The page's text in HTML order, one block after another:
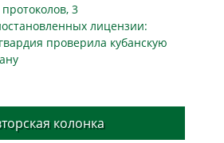
протоколов, 3
лицензии:
проверила кубанскую
колонка